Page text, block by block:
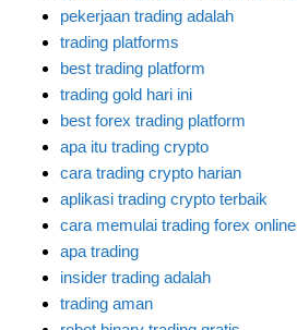
pekerjaan trading adalah
trading platforms
best trading platform
trading gold hari ini
best forex trading platform
apa itu trading crypto
cara trading crypto harian
aplikasi trading crypto terbaik
cara memulai trading forex online
apa trading
insider trading adalah
trading aman